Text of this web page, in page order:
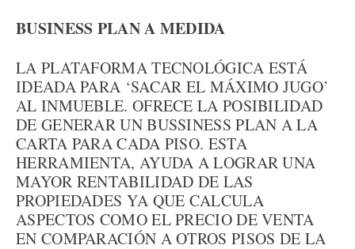
BUSINESS PLAN A MEDIDA
LA PLATAFORMA TECNOLÓGICA ESTÁ
IDEADA PARA ‘SACAR EL MÁXIMO JUGO’
AL INMUEBLE. OFRECE LA POSIBILIDAD
DE GENERAR UN BUSSINESS PLAN A LA
CARTA PARA CADA PISO. ESTA
HERRAMIENTA, AYUDA A LOGRAR UNA
MAYOR RENTABILIDAD DE LAS
PROPIEDADES YA QUE CALCULA
ASPECTOS COMO EL PRECIO DE VENTA
EN COMPARACIÓN A OTROS PISOS DE LA